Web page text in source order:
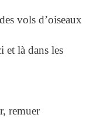
vols d’oiseaux
et là dans les
remuer